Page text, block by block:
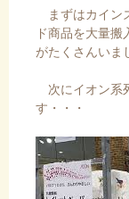
まずはカイン
ド商品を大量
がたくさんいま
次にイオン系
す・・・